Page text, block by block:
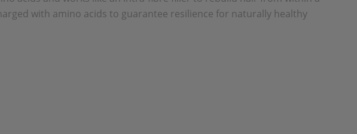
with amino acids to guarantee resilience for naturally healthy